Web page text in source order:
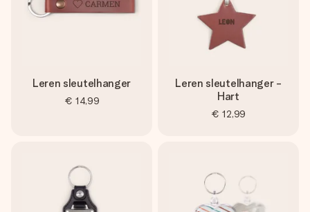
Leren sleutelhanger
€ 14,99
Leren sleutelhanger -
Hart
€ 12,99